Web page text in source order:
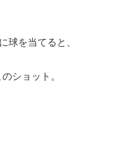
球を当てると、
ショット。